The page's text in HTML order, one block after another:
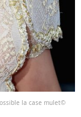
la case mulet©